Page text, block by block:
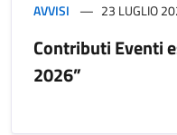
AVVISI 23 LUGLIO
Contributi Eventi
2026”